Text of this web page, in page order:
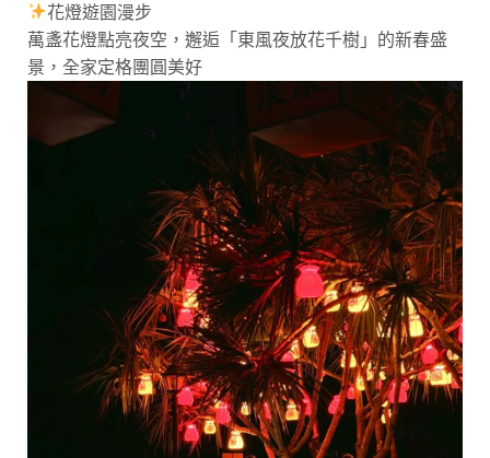
花燈遊園漫步
萬盞花燈點亮夜空，邂逅「東風夜放花千樹」的新春盛
景，全家定格團圓美好